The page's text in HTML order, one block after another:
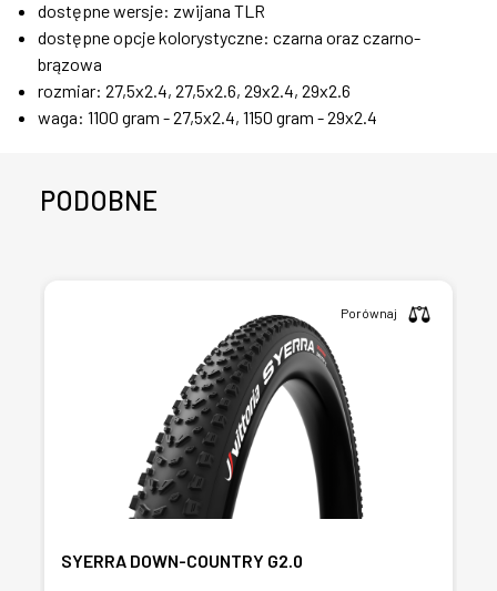
dostępne wersje: zwijana TLR
dostępne opcje kolorystyczne: czarna oraz czarno-
brązowa
rozmiar: 27,5x2.4, 27,5x2.6, 29x2.4, 29x2.6
waga: 1100 gram - 27,5x2.4, 1150 gram - 29x2.4
PODOBNE
SYERRA DOWN-COUNTRY G2.0
Porównaj